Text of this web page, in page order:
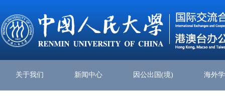
关于我们 新闻中心 因公出国(境) 海外